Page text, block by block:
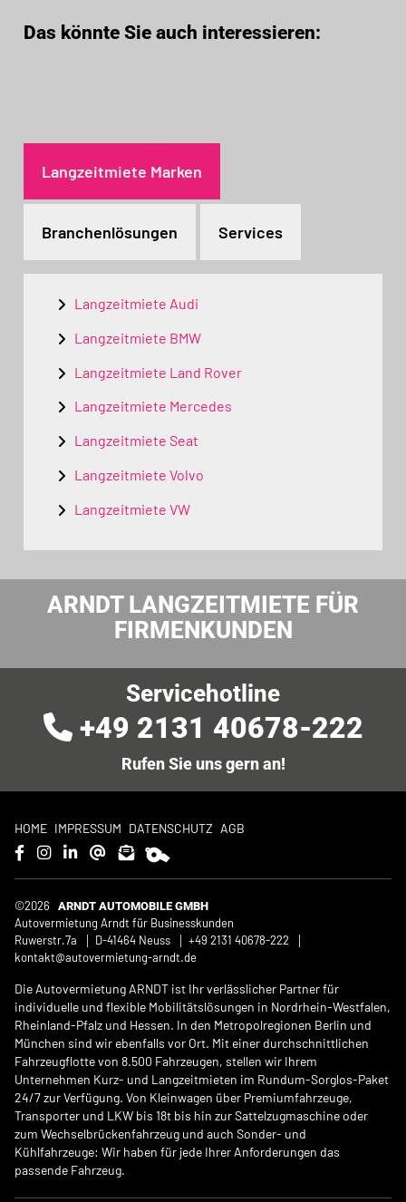
Das könnte Sie auch interessieren:
Langzeitmiete Marken
Branchenlösungen Services
Langzeitmiete Audi
Langzeitmiete BMW
Langzeitmiete Land Rover
Langzeitmiete Mercedes
Langzeitmiete Seat
Langzeitmiete Volvo
Langzeitmiete VW
ARNDT LANGZEITMIETE FÜR
FIRMENKUNDEN
Servicehotline
+49 2131 40678-222
Rufen Sie uns gern an!
HOME IMPRESSUM DATENSCHUTZ AGB
©2026 ARNDT AUTOMOBILE GMBH
Autovermietung Arndt für Businesskunden
Ruwerstr.7a
D-41464 Neuss
+49 2131 40678-222
kontakt@autovermietung-arndt.de
Die Autovermietung ARNDT ist Ihr verlässlicher Partner für
individuelle und flexible Mobilitätslösungen in Nordrhein-Westfalen,
Rheinland-Pfalz und Hessen. In den Metropolregionen Berlin und
München sind wir ebenfalls vor Ort. Mit einer durchschnittlichen
Fahrzeugflotte von 8.500 Fahrzeugen, stellen wir Ihrem
Unternehmen Kurz- und Langzeitmieten im Rundum-Sorglos-Paket
24/7 zur Verfügung. Von Kleinwagen über Premiumfahrzeuge,
Transporter und LKW bis 18t bis hin zur Sattelzugmaschine oder
zum Wechselbrückenfahrzeug und auch Sonder- und
Kühlfahrzeuge: Wir haben für jede Ihrer Anforderungen das
passende Fahrzeug.